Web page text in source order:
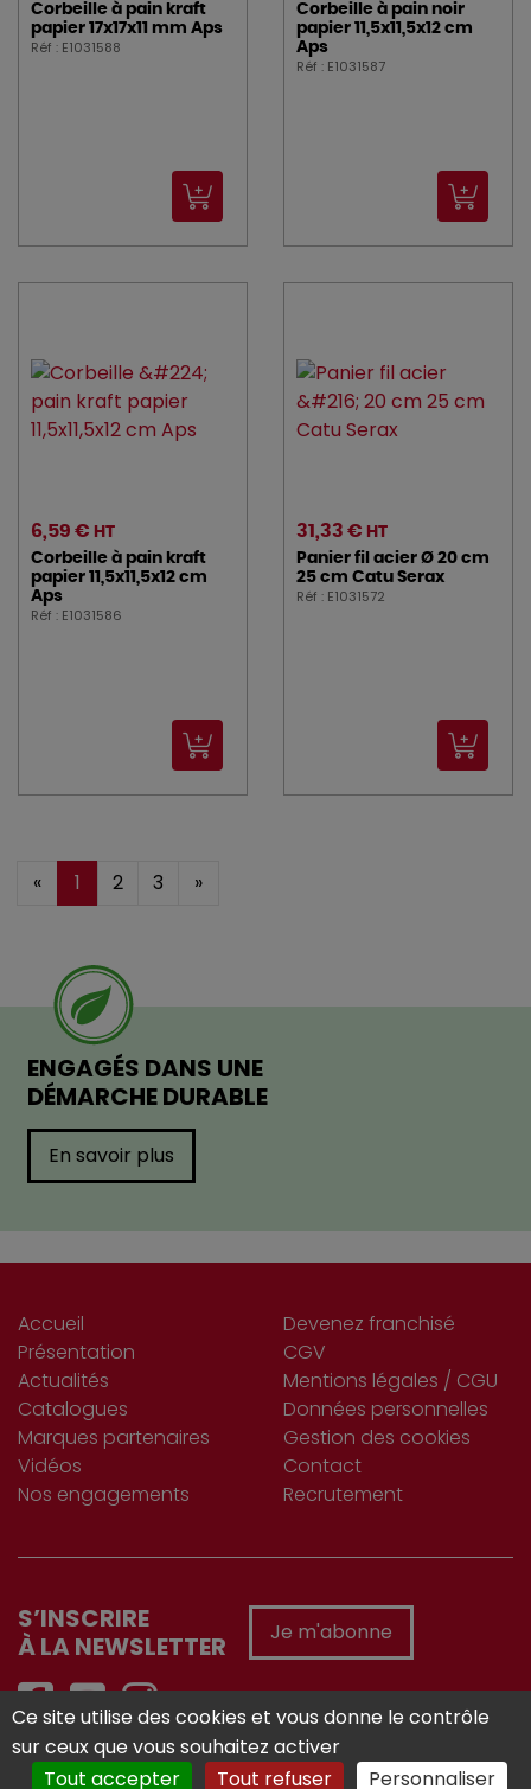
Corbeille à pain kraft
papier 17x17x11 mm Aps
Réf : E1031588
Corbeille à pain noir
papier 11,5x11,5x12 cm
Aps
Réf : E1031587
6,59 € HT
Corbeille à pain kraft
papier 11,5x11,5x12 cm
Aps
Réf : E1031586
31,33 € HT
Panier fil acier Ø 20 cm
25 cm Catu Serax
Réf : E1031572
« 1 2 3 »
ENGAGÉS DANS UNE
DÉMARCHE DURABLE
En savoir plus
Accueil
Présentation
Actualités
Catalogues
Marques partenaires
Vidéos
Nos engagements
Devenez franchisé
CGV
Mentions légales / CGU
Données personnelles
Gestion des cookies
Contact
Recrutement
S’INSCRIRE
À LA NEWSLETTER
Je m'abonne
Réalisé avec :
Ce site utilise des cookies et vous donne le contrôle
sur ceux que vous souhaitez activer
Tout accepter
Tout refuser Personnaliser